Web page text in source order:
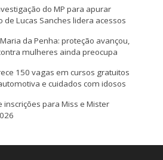
do MP para apurar
Lucas Sanches lidera acessos
da Penha: proteção avançou,
mulheres ainda preocupa
150 vagas em cursos gratuitos
e cuidados com idosos
inscrições para Miss e Mister